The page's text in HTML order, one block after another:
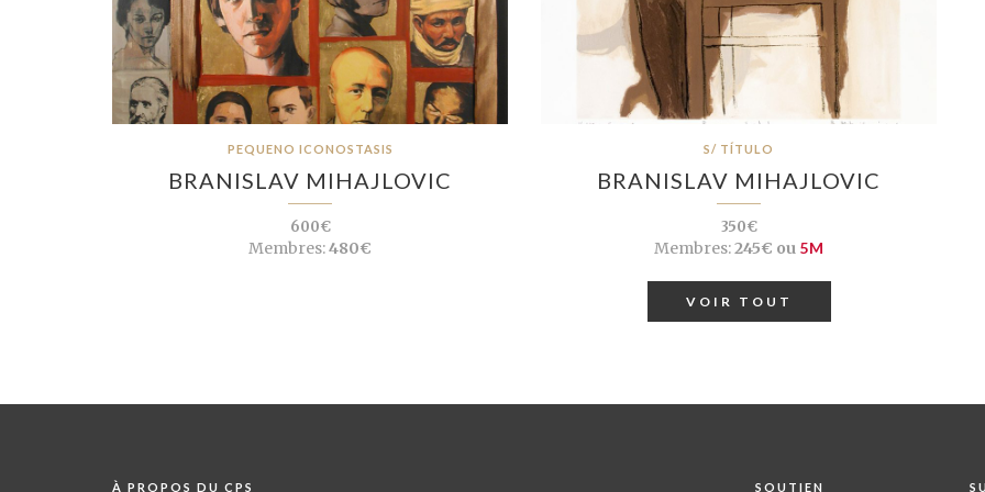
PEQUENO ICONOSTASIS
BRANISLAV MIHAJLOVIC
600€
Membres:480€
S/ TÍTULO
BRANISLAV MIHAJLOVIC
350€
Membres:245€ ou 5M
VOIR TOUT
À PROPOS DU CPS SOUTIEN